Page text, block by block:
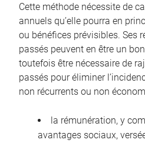
Cette méthode nécessite de
annuels qu’elle pourra en
ou bénéfices prévisibles. Ses
passés peuvent en être un
toutefois être nécessaire de
passés pour éliminer
non récurrents ou non
la rémunération, y
avantages sociaux,